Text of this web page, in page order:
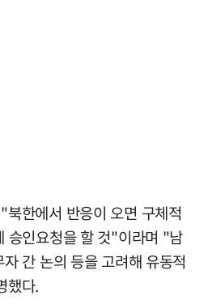
한에서 반응이 오면 구체적
승인요청을 할 것"이라며 "남
간 논의 등을 고려해 유동적
했다.